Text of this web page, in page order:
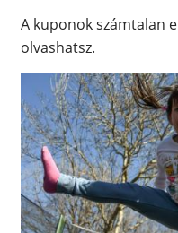
A kuponok számtalan
olvashatsz.